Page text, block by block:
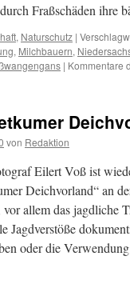
Fraßschäden ihre
, Naturschutz |
, Milchbauern,
| Kommentare
von Redaktion
Eilert Voß ist
Deichvorland“ an
allem das jagdliche
Jagdverstöße
oder die